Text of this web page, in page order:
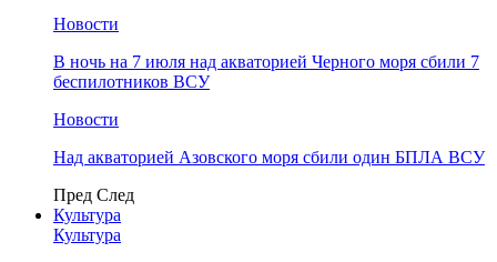
Новости
В ночь на 7 июля над акваторией Черного моря сбили 7
беспилотников ВСУ
Новости
Над акваторией Азовского моря сбили один БПЛА ВСУ
Пред След
Культура
Культура